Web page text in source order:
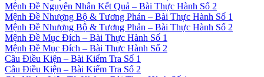
Mệnh Đề Nguyên Nhân Kết Quả – Bài Thực Hành Số 2
Mệnh Đề Nhượng Bộ & Tương Phản – Bài Thực Hành Số 1
Mệnh Đề Nhượng Bộ & Tương Phản – Bài Thực Hành Số 2
Mệnh Đề Mục Đích – Bài Thực Hành Số 1
Mệnh Đề Mục Đích – Bài Thực Hành Số 2
Câu Điều Kiện – Bài Kiểm Tra Số 1
Câu Điều Kiện – Bài Kiểm Tra Số 2